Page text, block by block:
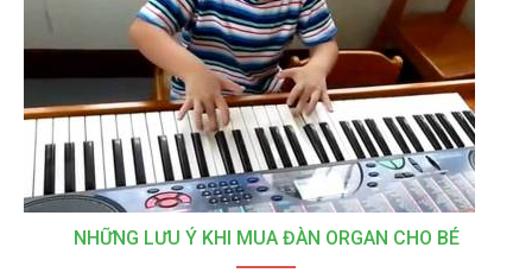
NHỮNG LƯU Ý KHI MUA ĐÀN ORGAN CHO BÉ